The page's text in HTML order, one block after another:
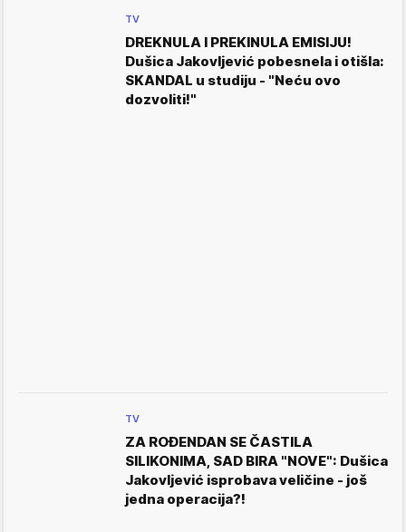
TV
DREKNULA I PREKINULA EMISIJU!
Dušica Jakovljević pobesnela i otišla:
SKANDAL u studiju - "Neću ovo
dozvoliti!"
TV
ZA ROĐENDAN SE ČASTILA
SILIKONIMA, SAD BIRA "NOVE": Dušica
Jakovljević isprobava veličine - još
jedna operacija?!